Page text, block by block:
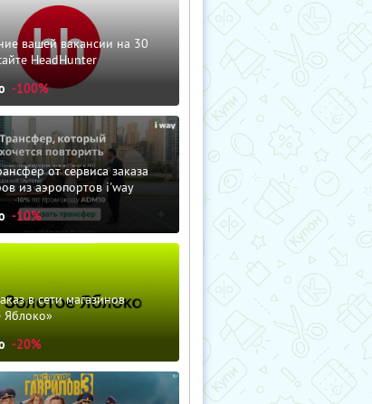
вашей вакансии на 30
HeadHunter
-100%
от сервиса заказа
из аэропортов i'way
-10%
в сети магазинов
Яблоко»
-20%